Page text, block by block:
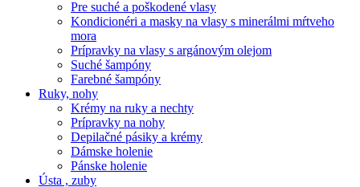
Pre suché a poškodené vlasy
Kondicionéri a masky na vlasy s minerálmi mŕtveho
mora
Prípravky na vlasy s argánovým olejom
Suché šampóny
Farebné šampóny
Ruky, nohy
Krémy na ruky a nechty
Prípravky na nohy
Depilačné pásiky a krémy
Dámske holenie
Pánske holenie
Ústa , zuby